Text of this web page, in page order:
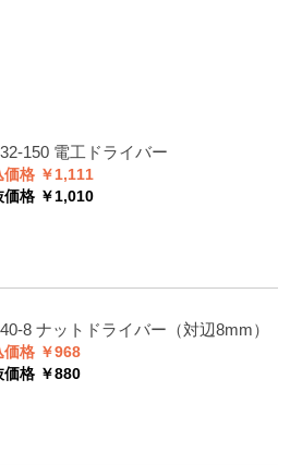
150 電工ドライバー
価格 ￥1,111
価格 ￥1,010
8 ナットドライバー（対辺8mm）
価格 ￥968
価格 ￥880